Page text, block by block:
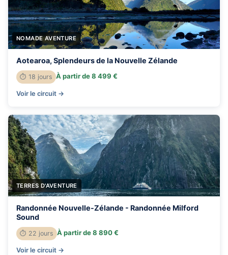
NOMADE AVENTURE
Aotearoa, Splendeurs de la Nouvelle Zélande
⏱ 18 jours À partir de 8 499 €
Voir le circuit →
TERRES D'AVENTURE
Randonnée Nouvelle-Zélande - Randonnée Milford
Sound
⏱ 22 jours À partir de 8 890 €
Voir le circuit →